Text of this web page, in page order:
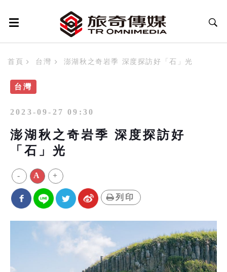
首頁 台灣 澎湖秋之奇岩季 深度探訪好「石」光
台灣
2023-09-27 09:30
澎湖秋之奇岩季 深度探訪好
「石」光
- A +
列印